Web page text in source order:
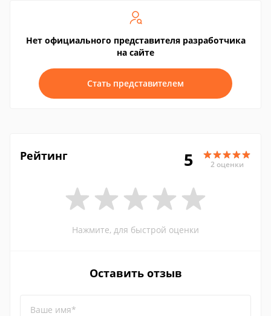
Нет официального представителя разработчика
на сайте
Стать представителем
Рейтинг 5 2 оценки
Нажмите, для быстрой оценки
Оставить отзыв
Ваше имя*